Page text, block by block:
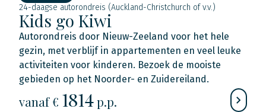
24-daagse autorondreis (Auckland-Christchurch of v.v.)
Kids go Kiwi
Autorondreis door Nieuw-Zeeland voor het hele
gezin, met verblijf in appartementen en veel leuke
activiteiten voor kinderen. Bezoek de mooiste
gebieden op het Noorder- en Zuidereiland.
vanaf € 1814p.p.